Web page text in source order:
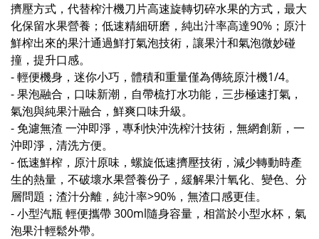
擠壓方式，代替榨汁機刀片高速旋轉切碎水果的方式，最大
化保留水果營養；低速精細研磨，純出汁率高達90%；原汁
鮮榨出來的果汁通過鮮打氣泡技術，讓果汁和氣泡微妙碰
撞，提升口感。
- 輕便機身，迷你小巧，體積和重量僅為傳統原汁機1/4。
- 果泡融合，口味新潮，自帶梳打水功能，三步極速打氣，
氣泡與純果汁融合，鮮爽口味升級。
- 免濾無渣 一沖即淨，專利快沖洗榨汁技術，無網創新，一
沖即淨，清洗方便。
- 低速鮮榨，原汁原味，螺旋低速擠壓技術，減少轉動時產
生的熱量，不破壞水果營養份子，緩解果汁氧化、變色、分
層問題；渣汁分離，純汁率>90%，無渣口感更佳。
- 小型汽瓶 輕便攜帶 300ml隨身容量，相當於小型水杯，氣
泡果汁輕鬆外帶。